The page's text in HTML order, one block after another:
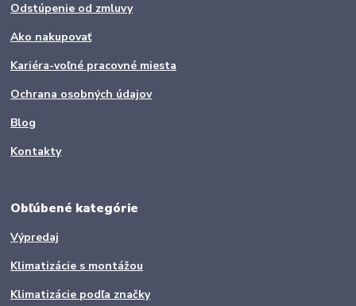
Odstúpenie od zmluvy
Ako nakupovať
Kariéra-voľné pracovné miesta
Ochrana osobných údajov
Blog
Kontakty
Obľúbené kategórie
Výpredaj
Klimatizácie s montážou
Klimatizácie podľa značky